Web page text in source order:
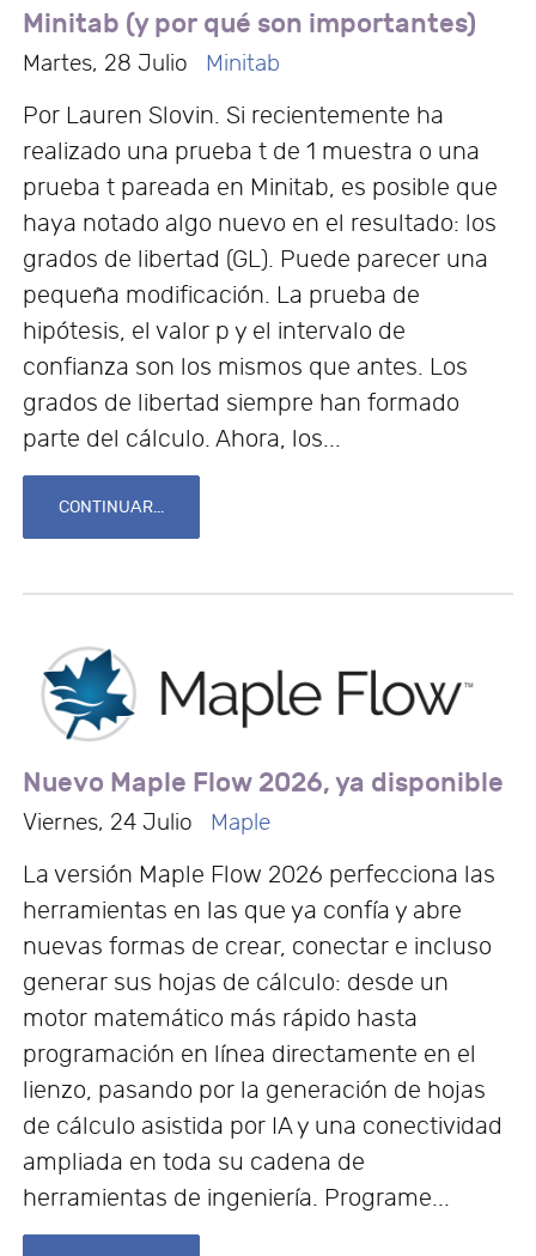
Minitab (y por qué son importantes)
Martes, 28 Julio Minitab
Por Lauren Slovin. Si recientemente ha
realizado una prueba t de 1 muestra o una
prueba t pareada en Minitab, es posible que
haya notado algo nuevo en el resultado: los
grados de libertad (GL). Puede parecer una
pequeña modificación. La prueba de
hipótesis, el valor p y el intervalo de
confianza son los mismos que antes. Los
grados de libertad siempre han formado
parte del cálculo. Ahora, los...
CONTINUAR...
Nuevo Maple Flow 2026, ya disponible
Viernes, 24 Julio Maple
La versión Maple Flow 2026 perfecciona las
herramientas en las que ya confía y abre
nuevas formas de crear, conectar e incluso
generar sus hojas de cálculo: desde un
motor matemático más rápido hasta
programación en línea directamente en el
lienzo, pasando por la generación de hojas
de cálculo asistida por IA y una conectividad
ampliada en toda su cadena de
herramientas de ingeniería. Programe...